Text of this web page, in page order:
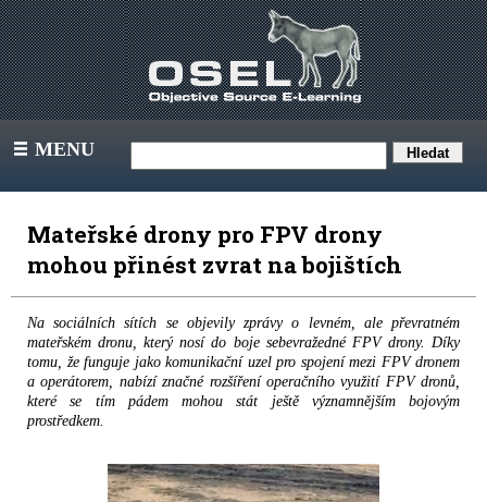
III MENU
Mateřské drony pro FPV drony
mohou přinést zvrat na bojištích
Na sociálních sítích se objevily zprávy o levném, ale převratném
mateřském dronu, který nosí do boje sebevražedné FPV drony. Díky
tomu, že funguje jako komunikační uzel pro spojení mezi FPV dronem
a operátorem, nabízí značné rozšíření operačního využití FPV dronů,
které se tím pádem mohou stát ještě významnějším bojovým
prostředkem.